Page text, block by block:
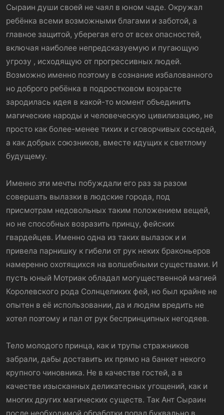
Сыраин души своей не чаял в юном чаде. Окружал
ребёнка всеми возможными благами и заботой, а
главное защитой, уберегая его от всех опасностей,
включая наиболее непредсказуемую и пугающую
угрозу , исходящую от прогрессивных людей.
Возможно именно поэтому в сознание избалованного
но доброго ребёнка в подростковом возрасте
зародилась идея в какой-то момент объединить
магические народы и человеческую цивилизацию, не
просто как более-менее тихих и сговорчивых соседей,
а как добрых союзников, вместе идущих к светлому
будущему.
Именно эти мечты побуждали его раз за разом
совершать вылазки в людские города, под
присмотрам недовольных таким положением вещей,
но не способных возразить принцу, фейских
гвардейцев. Именно одна из таких вылазок и и
привела парнишку к гибели от рук неких браконьеров
намеренно охотящихся на волшебными существами. И
пусть юный Мотриак обладал могущественной магией
Королевского рода Солнцеликих фей, но был крайне не
опытен в её использовании, да и людям вредить не
хотел поэтому и пал от рук беспринципных негодяев.
Тело молодого принца, как и трупы стражников
забрали, дабы доставить их прямо на банкет некого
крупного чиновника. Не в качестве гостей, а в
качестве изысканных деликатесных угощений, как и
многих других магических существ. Так Ант Сыраин
после необходимой обработки попал буквально в